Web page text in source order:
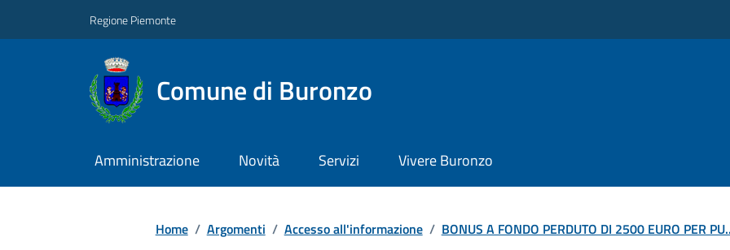
Regione Piemonte
Comune di Buronzo
Amministrazione Novità Servizi Vivere Buronzo
Home / Argomenti / Accesso all'informazione / BONUS A FONDO PERDUTO DI 2500 EURO PER